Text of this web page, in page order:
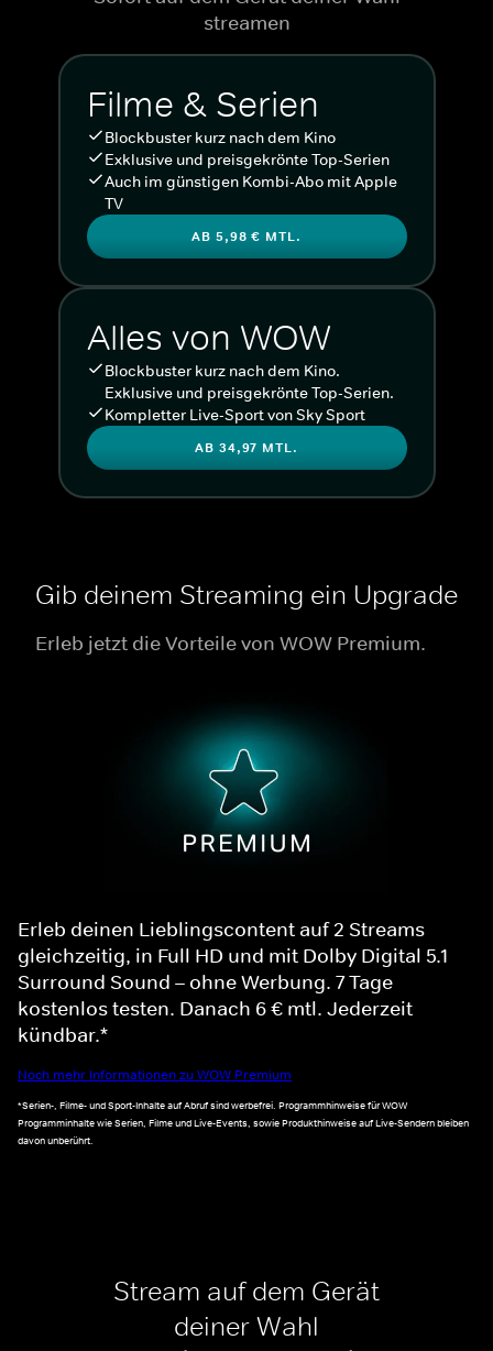
streamen
Filme & Serien
Blockbuster kurz nach dem Kino
Exklusive und preisgekrönte Top-Serien
Auch im günstigen Kombi-Abo mit Apple
TV
AB 5,98 € MTL.
Alles von WOW
Blockbuster kurz nach dem Kino.
Exklusive und preisgekrönte Top-Serien.
Kompletter Live-Sport von Sky Sport
AB 34,97 MTL.
Gib deinem Streaming ein Upgrade
Erleb jetzt die Vorteile von WOW Premium.
Erleb deinen Lieblingscontent auf 2 Streams
gleichzeitig, in Full HD und mit Dolby Digital 5.1
Surround Sound – ohne Werbung. 7 Tage
kostenlos testen. Danach 6 € mtl. Jederzeit
kündbar.*
Noch mehr Informationen zu WOW Premium
*Serien-, Filme- und Sport-Inhalte auf Abruf sind werbefrei. Programmhinweise für WOW
Programminhalte wie Serien, Filme und Live-Events, sowie Produkthinweise auf Live-Sendern bleiben
davon unberührt.
Stream auf dem Gerät
deiner Wahl